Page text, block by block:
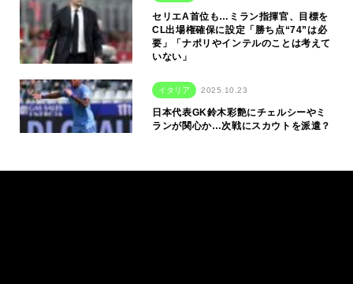
セリエA首位も…ミラン指揮官、目標を
CL出場権確保に設定「勝ち点“74”は必
要」「ナポリやインテルのことは考えて
いない」
イタリア 2025.10.23
日本代表GK鈴木彩艶にチェルシーやミ
ランが関心か…次戦にスカウトを派遣？